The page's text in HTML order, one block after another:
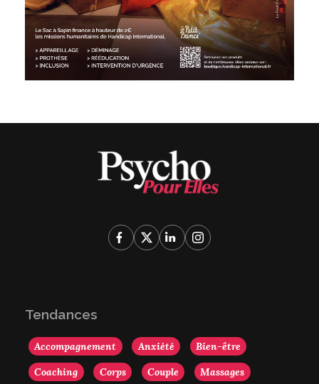
Tendances
Accompagnement Anxiété
Bien-être
Coaching
Corps Couple Massages